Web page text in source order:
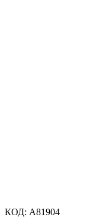
КОД: A81904